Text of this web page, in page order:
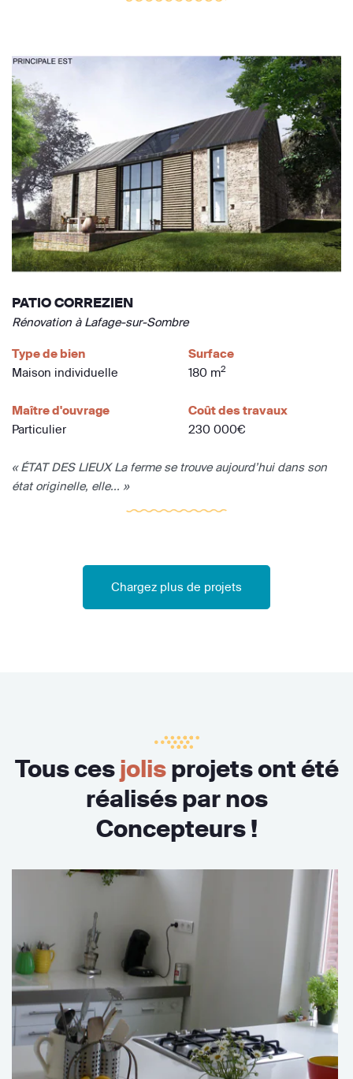
PATIO CORREZIEN
Rénovation à Lafage-sur-Sombre
Type de bien
Maison individuelle
Surface
180 m2
Maître d'ouvrage
Particulier
Coût des travaux
230 000€
« ÉTAT DES LIEUX La ferme se trouve aujourd’hui dans son
état originelle, elle... »
Chargez plus de projets
Tous cesjolisprojets ont été
réalisés par nos
Concepteurs !